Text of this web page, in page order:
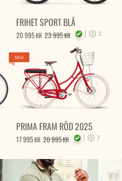
FRIHET SPORT BLÅ
20 995KR 23 995KR 2
SALE
PRIMA FRAM RÖD 2025
17 995KR 20 995KR 7